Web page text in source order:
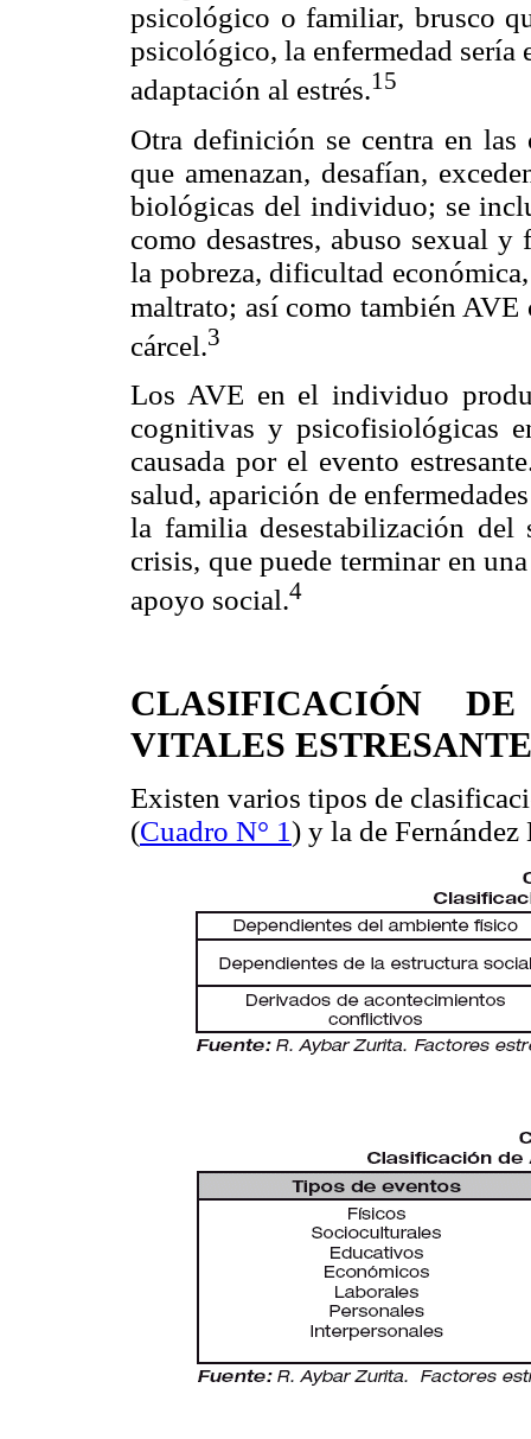
psicológico o familiar, brusco
psicológico, la enfermedad
adaptación al estrés.15
Otra definición se centra en las
que amenazan, desafían,
biológicas del individuo; se
como desastres, abuso sexual
la pobreza, dificultad
maltrato; así como también AVE
cárcel.3
Los AVE en el individuo
cognitivas y psicofisiológicas
causada por el evento
salud, aparición de
la familia desestabilización del
crisis, que puede terminar en
apoyo social.4
CLASIFICACIÓN
VITALES
Existen varios tipos de
(Cuadro N° 1) y la de Fernández